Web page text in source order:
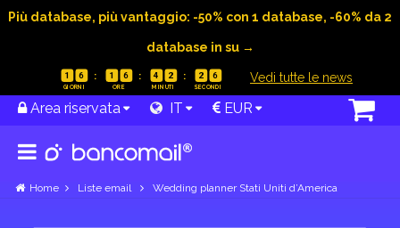
Più database, più vantaggio: -50% con 1 database, -60% da 2
database in su →
1 6 1 6 4 2 2 5 Vedi tutte le news
Area riservata IT EUR
Home Liste email Wedding planner Stati Uniti d’America